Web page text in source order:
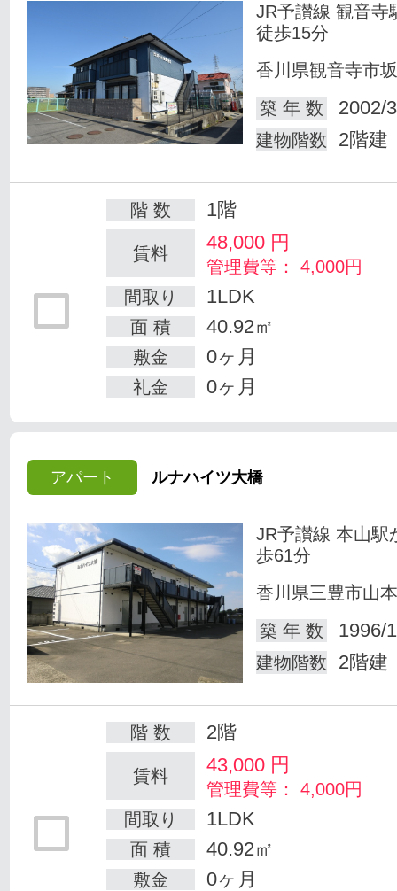
JR予讃線 観音寺
徒歩15分
香川県観音寺市
築 年 数
2002/
建物階数 2階建
階 数 1階
賃料 48,000 円
管理費等： 4,000円
間取り
1LDK
面 積 40.92㎡
敷金 0ヶ月
礼金 0ヶ月
アパート ルナハイツ大橋
JR予讃線 本山駅
歩61分
香川県三豊市山
築 年 数
1996/
建物階数 2階建
階 数 2階
賃料 43,000 円
管理費等： 4,000円
間取り
1LDK
面 積 40.92㎡
敷金 0ヶ月